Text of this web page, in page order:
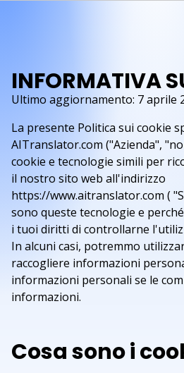
INFORMATIVA
Ultimo aggiornamento: 7 aprile
La presente Politica sui cookie
AITranslator.com ("Azienda",
cookie e tecnologie simili per
il nostro sito web all'indirizzo
https://www.aitranslator.com (
sono queste tecnologie e
i tuoi diritti di controllarne
In alcuni casi, potremmo
raccogliere informazioni
informazioni personali se le
informazioni.
Cosa sono i